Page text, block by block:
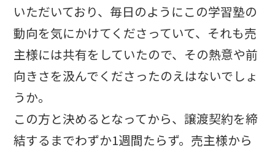
いただいており、毎日のようにこの学習塾の
動向を気にかけてくださっていて、それも売
主様には共有をしていたので、その熱意や前
向きさを汲んでくださったのえはないでしょ
うか。
この方と決めるとなってから、譲渡契約を締
結するまでわずか1週間たらず。売主様から